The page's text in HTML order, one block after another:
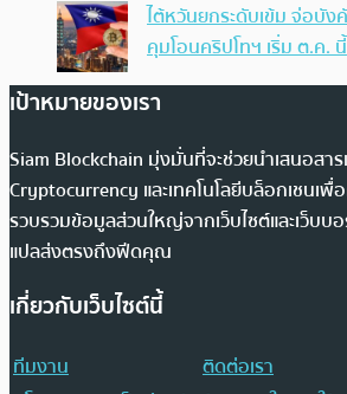
ไต้หวันยกระดับเข้ม จ่อบัง
คุมโอนคริปโทฯ เริ่ม ต.ค. นี้
เป้าหมายของเรา
Siam Blockchain มุ่งมั่นที่จะช่วยนำเสนอสา
Cryptocurrency และเทคโนโลยีบล็อกเชนเพื่
รวบรวมข้อมูลส่วนใหญ่จากเว็บไซต์และเว็บบ
แปลส่งตรงถึงฟีดคุณ
เกี่ยวกับเว็บไซต์นี้
ทีมงาน
ติดต่อเรา